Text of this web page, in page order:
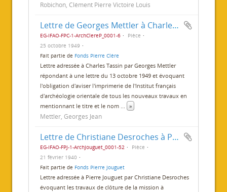
Robichon, Clément Pierre Victoire Louis
Lettre de Georges Mettler à Charles Tassin
EG-IFAO-FPC-1-ArchClereP_0001-6
Pièce
25 octobre 1949
Fait partie de Fonds Pierre Clère
Lettre adressée à Charles Tassin par Georges Mettler
répondant à une lettre du 13 octobre 1949 et évoquant
l'obligation d'aviser l'imprimerie de l'Institut français
d'archéologie orientale de tous les nouveaux travaux en
mentionnant le titre et le nom ... »
Mettler, Georges Jean
Lettre de Christiane Desroches à Pierre Jouguet
EG-IFAO-FPJ-1-ArchJouguet_0001-52
Pièce
21 février 1940
Fait partie de Fonds Pierre Jouguet
Lettre adressée à Pierre Jouguet par Christiane Desroches
évoquant les travaux de clôture de la mission à